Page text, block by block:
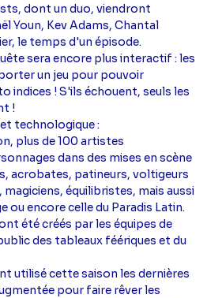
dont un duo, viendront
Youn, Kev Adams, Chantal
le temps d'un épisode.
sera encore plus interactif : les
un jeu pour pouvoir
indices ! S'ils échouent, seuls les
!
technologique :
plus de 100 artistes
dans des mises en scène
acrobates, patineurs, voltigeurs
magiciens, équilibristes, mais aussi
ou encore celle du Paradis Latin.
été créés par les équipes de
des tableaux féériques et du
utilisé cette saison les dernières
pour faire rêver les